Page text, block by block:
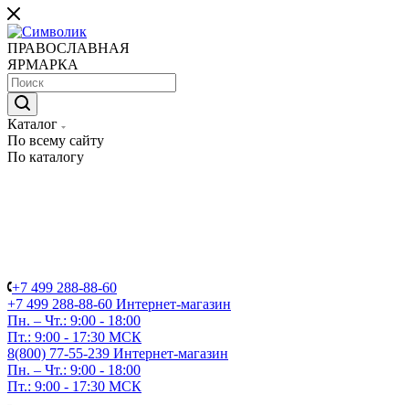
ПРАВОСЛАВНАЯ
ЯРМАРКА
Каталог
По всему сайту
По каталогу
+7 499 288-88-60
+7 499 288-88-60 Интернет-магазин
Пн. – Чт.: 9:00 - 18:00
Пт.: 9:00 - 17:30 МСК
8(800) 77-55-239 Интернет-магазин
Пн. – Чт.: 9:00 - 18:00
Пт.: 9:00 - 17:30 МСК